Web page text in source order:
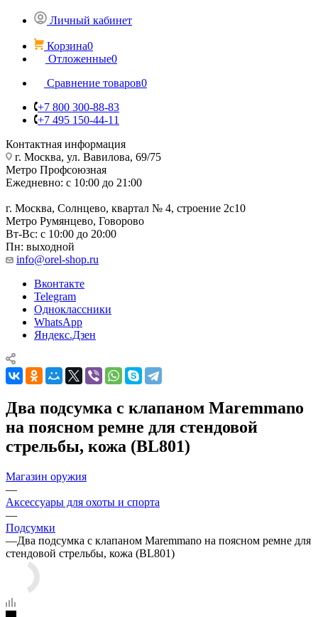
Личный кабинет
Корзина0
Отложенные0
Сравнение товаров0
+7 800 300-88-83
+7 495 150-44-11
Контактная информация
г. Москва, ул. Вавилова, 69/75
Метро Профсоюзная
Ежедневно: с 10:00 до 21:00
г. Москва, Солнцево, квартал № 4, строение 2с10
Метро Румянцево, Говорово
Вт-Вс: с 10:00 до 20:00
Пн: выходной
info@orel-shop.ru
Вконтакте
Telegram
Одноклассники
WhatsApp
Яндекс.Дзен
Два подсумка с клапаном Maremmano
на поясном ремне для стендовой
стрельбы, кожа (BL801)
Магазин оружия
—
Аксессуары для охоты и спорта
—
Подсумки
—Два подсумка с клапаном Maremmano на поясном ремне для
стендовой стрельбы, кожа (BL801)